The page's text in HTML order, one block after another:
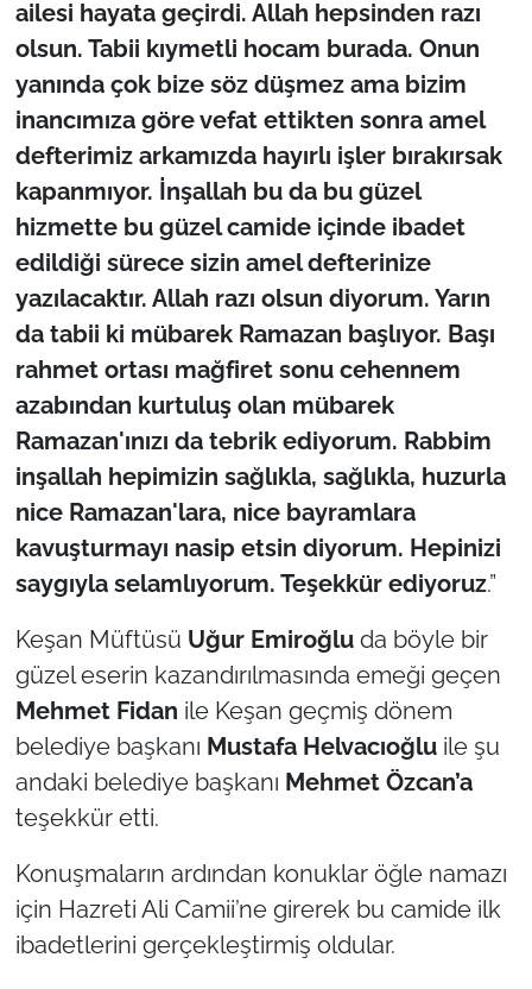
ailesi hayata geçirdi. Allah hepsinden razı
olsun. Tabii kıymetli hocam burada. Onun
yanında çok bize söz düşmez ama bizim
inancımıza göre vefat ettikten sonra amel
defterimiz arkamızda hayırlı işler bırakırsak
kapanmıyor. İnşallah bu da bu güzel
hizmette bu güzel camide içinde ibadet
edildiği sürece sizin amel defterinize
yazılacaktır. Allah razı olsun diyorum. Yarın
da tabii ki mübarek Ramazan başlıyor. Başı
rahmet ortası mağfiret sonu cehennem
azabından kurtuluş olan mübarek
Ramazan'ınızı da tebrik ediyorum. Rabbim
inşallah hepimizin sağlıkla, sağlıkla, huzurla
nice Ramazan'lara, nice bayramlara
kavuşturmayı nasip etsin diyorum. Hepinizi
saygıyla selamlıyorum. Teşekkür ediyoruz.”
Keşan Müftüsü Uğur Emiroğluda böyle bir
güzel eserin kazandırılmasında emeği geçen
Mehmet Fidan ile Keşan geçmiş dönem
belediye başkanı Mustafa Helvacıoğluile şu
andaki belediye başkanı Mehmet Özcan’a
teşekkür etti.
Konuşmaların ardından konuklar öğle namazı
için Hazreti Ali Camii’ne girerek bu camide ilk
ibadetlerini gerçekleştirmiş oldular.